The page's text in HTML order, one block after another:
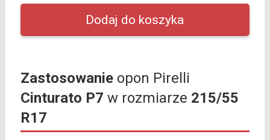
Zastosowanieopon Pirelli
Cinturato P7 w rozmiarze 215/55
R17